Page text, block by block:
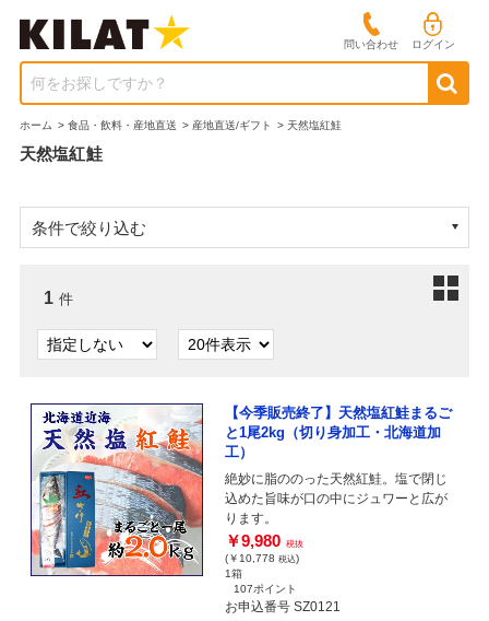
問い合わせ ログイン
何をお探しですか？
ホーム > 食品・飲料・産地直送 > 産地直送/ギフト > 天然塩紅鮭
天然塩紅鮭
条件で絞り込む
1 件
【今季販売終了】天然塩紅鮭まるご
と1尾2kg（切り身加工・北海道加
工）
絶妙に脂ののった天然紅鮭。塩で閉じ
込めた旨味が口の中にジュワーと広が
ります。
￥9,980 税抜
(￥10,778 税込)
1箱
107ポイント
お申込番号 SZ0121